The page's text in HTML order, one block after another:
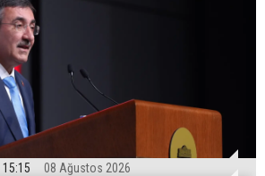
15:15 08 Ağustos 2026